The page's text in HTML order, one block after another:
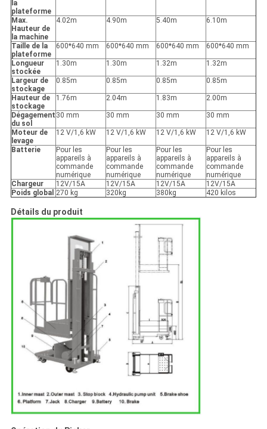
la
plateforme
Max.
Hauteur de
la machine
4.02m 4.90m 5.40m 6.10m
Taille de la
plateforme
600*640 mm 600*640 mm 600*640 mm 600*640 mm
Longueur
stockée
1.30m 1.30m 1.32m 1.32m
Largeur de
stockage
0.85m 0.85m 0.85m 0.85m
Hauteur de
stockage
1.76m 2.04m 1.83m 2.00m
Dégagement
du sol
30 mm 30 mm 30 mm 30 mm
Moteur de
levage
12 V/1,6 kW 12 V/1,6 kW 12 V/1,6 kW 12 V/1,6 kW
Batterie
Pour les
appareils à
commande
numérique
Pour les
appareils à
commande
numérique
Pour les
appareils à
commande
numérique
Pour les
appareils à
commande
numérique
Chargeur
12V/15A 12V/15A 12V/15A
12V/15A
Poids global 270 kg 320kg 380kg 420 kilos
Détails du produit